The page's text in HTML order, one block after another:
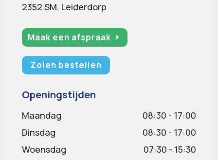
2352 SM, Leiderdorp
Maak een afspraak
Zolen bestellen
Openingstijden
Maandag
08:30 - 17:00
Dinsdag
08:30 - 17:00
Woensdag
07:30 - 15:30